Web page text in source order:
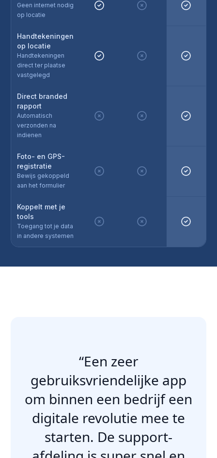
Geen internet nodig
op locatie
Handtekeningen
op locatie
Handtekeningen
direct ter plaatse
vastgelegd
Direct branded
rapport
Automatisch
verzonden na
indienen
Foto- en GPS-
registratie
Bewijs gekoppeld
aan het formulier
Koppelt met je
tools
Toegang tot je data
in andere systemen
“Een zeer
gebruiksvriendelijke app
om binnen een bedrijf een
digitale revolutie mee te
starten. De support-